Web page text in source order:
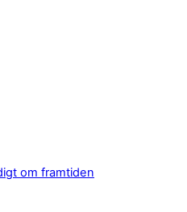
om framtiden